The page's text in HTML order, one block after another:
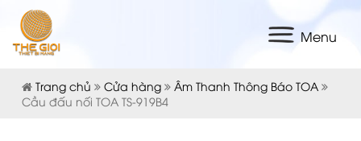
Menu
Trang chủ Cửa hàng
Âm Thanh Thông Báo TOA
Cầu đấu nối TOA TS-919B4